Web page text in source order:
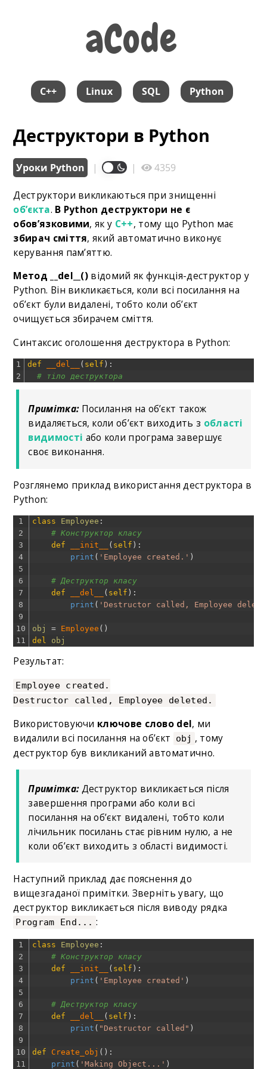
aCode
aCode
C++ Linux SQL Python
Деструктори в Python
Уроки Python | | 4359
Деструктори викликаються при знищенні
об’єкта. В Python деструктори не є
обов’язковими, як у C++, тому що Python має
збирач сміття, який автоматично виконує
керування пам’яттю.
Метод __del__() відомий як функція-деструктор у
Python. Він викликається, коли всі посилання на
об’єкт були видалені, тобто коли об’єкт
очищується збирачем сміття.
Синтаксис оголошення деструктора в Python:
1
2
def __del__ ( self ) :
# тіло деструктора
Примітка: Посилання на об’єкт також
видаляється, коли об’єкт виходить з області
видимості або коли програма завершує
своє виконання.
Розглянемо приклад використання деструктора в
Python:
1
2
3
4
5
6
7
8
9
10
11
class Employee :
# Конструктор класу
def
__init__ ( self ) :
print ( 'Employee created.' )
# Деструктор класу
def
__del__ ( self ) :
print ( 'Destructor called, Employee
obj = Employee ( )
del
obj
Результат:
Employee created.
Destructor called, Employee deleted.
Використовуючи ключове слово del, ми
видалили всі посилання на об’єкт
obj , тому
деструктор був викликаний автоматично.
Примітка: Деструктор викликається після
завершення програми або коли всі
посилання на об’єкт видалені, тобто коли
лічильник посилань стає рівним нулю, а не
коли об’єкт виходить з області видимості.
Наступний приклад дає пояснення до
вищезгаданої примітки. Зверніть увагу, що
деструктор викликається після виводу рядка
Program End... :
1
2
3
4
5
6
7
8
9
10
11
class Employee :
# Конструктор класу
def
__init__ ( self ) :
print ( 'Employee created' )
# Деструктор класу
def
__del__ ( self ) :
print ( "Destructor called" )
def Create_obj ( ) :
print ( 'Making Object...' )